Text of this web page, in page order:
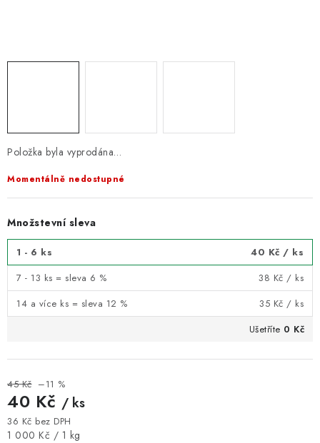
Položka byla vyprodána…
Momentálně nedostupné
Množstevní sleva
1 - 6 ks 40 Kč / ks
7 - 13 ks = sleva 6 %
38 Kč / ks
14 a více ks = sleva 12 %
35 Kč / ks
Ušetříte 0 Kč
45 Kč –11 %
40 Kč / ks
36 Kč bez DPH
Měrná cena:
1 000 Kč / 1 kg